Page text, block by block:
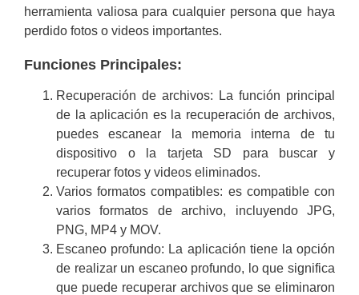
herramienta valiosa para cualquier persona que haya
perdido fotos o videos importantes.
Funciones Principales:
Recuperación de archivos: La función principal
de la aplicación es la recuperación de archivos,
puedes escanear la memoria interna de tu
dispositivo o la tarjeta SD para buscar y
recuperar fotos y videos eliminados.
Varios formatos compatibles: es compatible con
varios formatos de archivo, incluyendo JPG,
PNG, MP4 y MOV.
Escaneo profundo: La aplicación tiene la opción
de realizar un escaneo profundo, lo que significa
que puede recuperar archivos que se eliminaron